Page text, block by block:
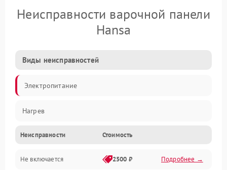
Неисправности варочной панели
Hansa
Виды неисправностей
Электропитание
Нагрев
Неисправности Стоимость
Не включается 2500 ₽ Подробнее →